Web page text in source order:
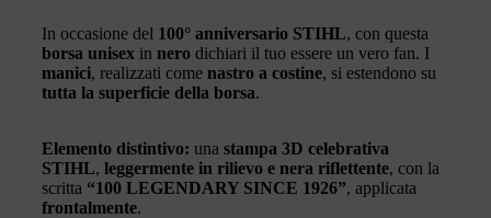
In occasione del 100° anniversario STIHL, con questa
borsa unisex in nero dichiari il tuo essere un vero fan. I
manici, realizzati come nastro a costine, si estendono su
tutta la superficie della borsa.
Elemento distintivo: una stampa 3D celebrativa
STIHL, leggermente in rilievo e nera riflettente, con la
scritta “100 LEGENDARY SINCE 1926”, applicata
frontalmente.